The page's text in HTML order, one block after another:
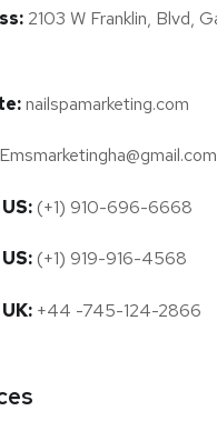
2103 W Franklin, Blvd,
nailspamarketing.com
Emsmarketingha@gmail.com
(+1) 910-696-6668
(+1) 919-916-4568
+44 -745-124-2866